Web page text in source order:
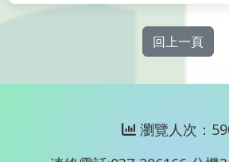
回上一頁
瀏覽人次：